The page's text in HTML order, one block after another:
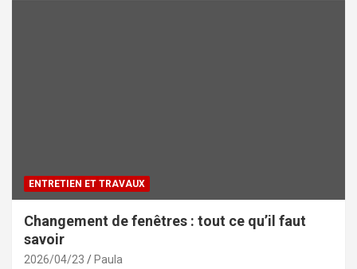
ENTRETIEN ET TRAVAUX
Changement de fenêtres : tout ce qu’il faut
savoir
2026/04/23 Paula